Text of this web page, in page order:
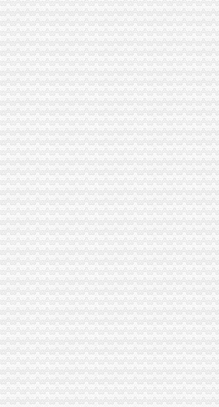
重庆渝中区南岸区大渡口区社保代办-钱眼产品
重庆会计记账_会计记账代理公司_财务税务记账_会计记账价格表-重庆
重庆代账公司
会计代账咨询公司企业网站_重庆米卓网络公司
重庆政全工商咨询有限公司---代办工商执照、建筑资质、验资、增
常见问题_重庆工商执照代办-重庆乐享凯信代理记账有限公司
重庆公司代理记账||重庆企业代理记账-联系我们
大账房发布π战略连接小微企业和代账公司_商业频道_凤凰网
南岸区代账公司
【重庆一六八财务咨询有限公司_注册200、代账200、可提供地址！】-
湖北-黄石-商家黄页-网上114
50充值厂家_50充值厂家/公司-阿里巴巴公司黄页
重庆黑向区县延伸：市交管局局长陈洪刚落马
会计代账记账_会计代账记账价格_优质会计代账记账批发/采购商机-
南坪
[其他]重庆南坪小太猖獗！！！_媒江湖_论坛_天涯社区
重庆南坪诗装饰_重庆诗装饰设计工程有限公司-主页
南坪妇联幼儿园_沪江英语学习网
南坪捷翔-重庆品牌商业街-重庆风行天下车友社区
重庆南坪万科好不好
南山代账公司
会计手工账真账实操（原创）------一胡百应整理
税务服务_内外资公司注册_审计服务-深圳市兴业代理记账有限公司
常宁注册公司_常宁工商注册-衡易登网
福田会计代理/南山会计代理/罗湖会计代理/深圳会计服务-阿里巴巴
【深圳龙华仁和会计培训学校】_深圳会计培训中心
铜元局代账公司
【恩施来凤二手美容护肤/化妆品转让_交易市场】-恩施赶集网
（新课标）语文必修3《呐喊》-学科网
全文阅读_蜜枕甜妻：老公,请轻亲！5200无窗_兜兜有铜钱
中国误会了袁世凯章节之第八章只手推进清末新政_历史穿越小说中国
全民“被炒股”：大清国墙脚如何被挖-雪珥播-显微镜下的中国近代
八公里代账公司
南通创信财务代理有限公司|南通代账公司|南通工商代理|南通代办营
沈会计代帐|沈代账会计|沈代账公司|网上在线办理执照|
池州富达财务|池州代账|池州公司注册|池州代办公司|池州财务公司
郑州到锦州专业设备运输公司欢迎您
王家湾代理记账_王家湾代理记账公司_王家湾代理记账服务-qd8.com.cn
四公里代账公司
【扬州二手自行车交易市场|扬州二手自行车转让】-扬州赶集网